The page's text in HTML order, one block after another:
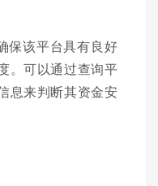
保该平台具有良好
。可以通过查询平
息来判断其资金安